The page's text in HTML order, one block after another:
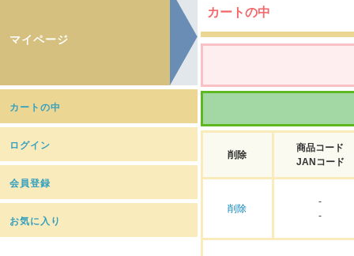
マイページ
カートの中
ログイン
会員登録
お気に入り
カートの中
削除
商品コード
JANコード
削除
-
-